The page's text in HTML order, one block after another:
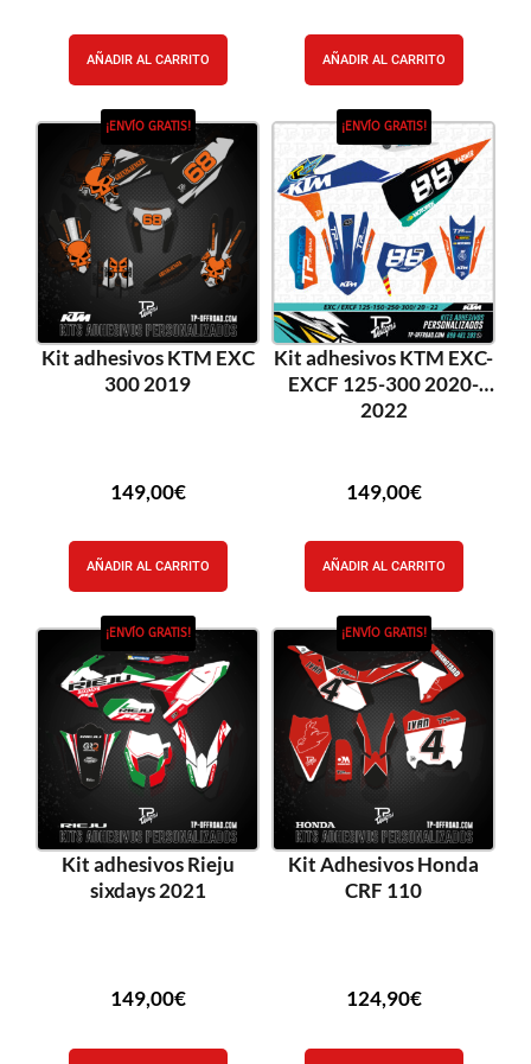
AÑADIR AL CARRITO AÑADIR AL CARRITO
¡ENVÍO GRATIS!
Kit adhesivos KTM EXC
300 2019
149,00€
AÑADIR AL CARRITO
¡ENVÍO GRATIS!
Kit adhesivos KTM EXC-
EXCF 125-300 2020-
2022
149,00€
AÑADIR AL CARRITO
¡ENVÍO GRATIS!
Kit adhesivos Rieju
sixdays 2021
149,00€
¡ENVÍO GRATIS!
Kit Adhesivos Honda
CRF 110
124,90€